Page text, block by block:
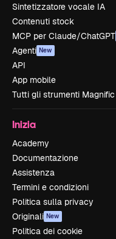
Sintetizzatore vocale IA
Contenuti stock
MCP per Claude/ChatGPT
Agenti New
API
App mobile
Tutti gli strumenti Magnific
Inizia
Academy
Documentazione
Assistenza
Termini e condizioni
Politica sulla privacy
Originali New
Politica dei cookie